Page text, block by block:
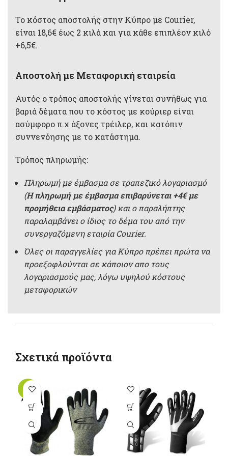
Το κόστος αποστολής στην Κύπρο με Courier,
είναι 18,6€ έως 2 κιλά και για κάθε επιπλέον κιλό
+6,5€.
Αποστολή με Μεταφορική εταιρεία
Αυτός ο τρόπος αποστολής γίνεται συνήθως για
βαριά δέματα που το κόστος με κούριερ είναι
ασύμφορο π.χ άξονες τρέιλερ, και κατόπιν
συννενόησης με το κατάστημα.
Τρόπος πληρωμής:
Πληρωμή με έμβασμα σε τραπεζικό λογαριασμό
(Η πληρωμή με έμβασμα επιβαρύνεται +4€ με
προμήθεια εμβάσματος) και ο παραλήπτης
παραλαμβάνει ο ίδιος το δέμα του από την
συνεργαζόμενη εταιρία Courier.
Όλες οι παραγγελίες για Κύπρο πρέπει πρώτα να
προεξοφλούνται σε κάποιον απο τους
λογαριασμούς μας, λόγω υψηλού κόστους
μεταφορικών
Σχετικά προϊόντα
-10%
SOLD
OUT
Αυτό το
προϊόν έχει
πολλαπλές
παραλλαγές.
Οι επιλογές
Αυτό το
προϊόν έχει
πολλαπλές
παραλλαγές.
Οι επιλογές